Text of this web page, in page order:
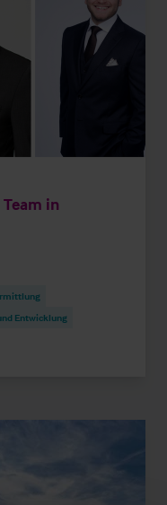
in
Entwicklung